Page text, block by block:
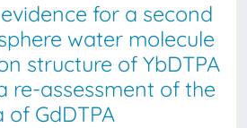
for a second
water molecule
structure of YbDTPA
re-assessment of the
GdDTPA